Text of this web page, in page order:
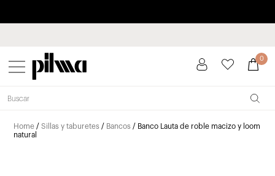
pilma 0
Home /Sillas y taburetes / Bancos / Banco Lauta de roble macizo y loom
natural